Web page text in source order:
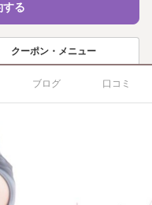
する
クーポン・メニュー
ブログ 口コミ